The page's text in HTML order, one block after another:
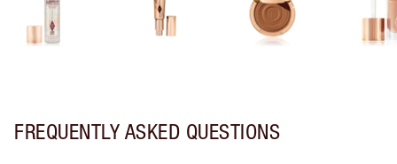
FREQUENTLY ASKED QUESTIONS